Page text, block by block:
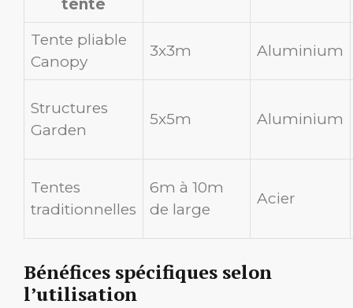
tente
Tente pliable
Canopy
3x3m Aluminium
Structures
Garden
5x5m Aluminium
Tentes
traditionnelles
6m à 10m
de large
Acier
Bénéfices spécifiques selon
l’utilisation